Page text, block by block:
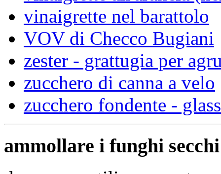
vinaigrette nel barattolo
VOV di Checco Bugiani
zester - grattugia per
zucchero di canna a velo
zucchero fondente -
ammollare i funghi secchi